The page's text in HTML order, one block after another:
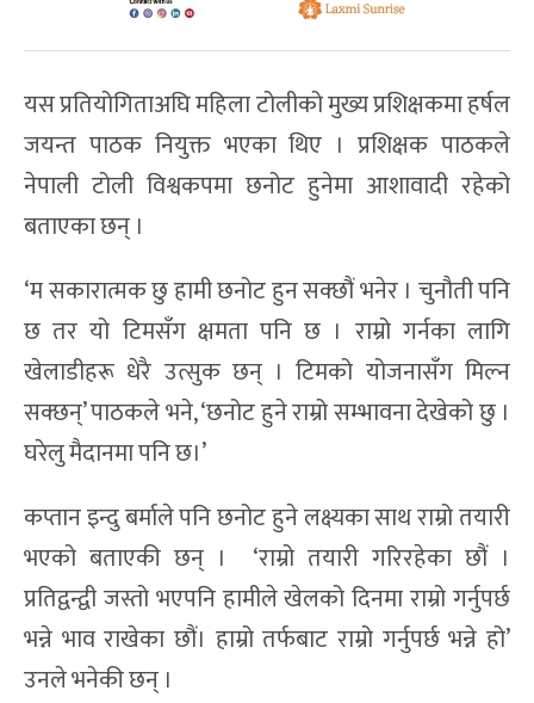
यस प्रतियोगिताअघि महिला टोलीको मुख्य प्रशिक्षकमा हर्षल
जयन्त पाठक नियुक्त भएका थिए । प्रशिक्षक पाठकले
नेपाली टोली विश्वकपमा छनोट हुनेमा आशावादी रहेको
बताएका छन् ।
‘म सकारात्मक छु हामी छनोट हुन सक्छौं भनेर । चुनौती पनि
छ तर यो टिमसँग क्षमता पनि छ । राम्रो गर्नका लागि
खेलाडीहरू धेरै उत्सुक छन् । टिमको योजनासँग मिल्न
सक्छन्’ पाठकले भने, ‘छनोट हुने राम्रो सम्भावना देखेको छु ।
घरेलु मैदानमा पनि छ।’
कप्तान इन्दु बर्माले पनि छनोट हुने लक्ष्यका साथ राम्रो तयारी
भएको बताएकी छन् । ‘राम्रो तयारी गरिरहेका छौं ।
प्रतिद्वन्द्वी जस्तो भएपनि हामीले खेलको दिनमा राम्रो गर्नुपर्छ
भन्ने भाव राखेका छौं। हाम्रो तर्फबाट राम्रो गर्नुपर्छ भन्ने हो’
उनले भनेकी छन् ।